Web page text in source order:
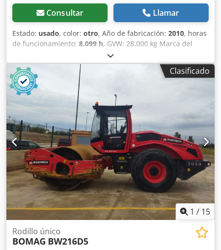
Consultar Llamar
Estado: usado, color: otro, Año de fabricación: 2010, horas
de funcionamiento: 8.099 h, GVW: 28.000 kg Marca del
motor: Deutz Marcado CE: sí Número de serie:
101583141318 ¡Máquinas en venta! Consulte nuestro sitio
web para ver una variedad de máquinas listas para la
venta. Contamos con más opciones de las que aparecen
online, por lo que puede llamarnos o enviarnos un correo
electrónico en cualquier momento. Todas nuestras
máquinas están completamente revisadas y comprobadas
por su fiabilidad. ¿Necesita fotos? Contáctenos y se las
enviaremos de inmediato. Le atendemos en holandés,
inglés, francés, alemán, español y ruso. Credpszblcrefx
Apdjf Descubra nuestra amplia gama de máquinas fiables.
Clasificado
1 / 15
Rodillo único
BOMAG BW216D5